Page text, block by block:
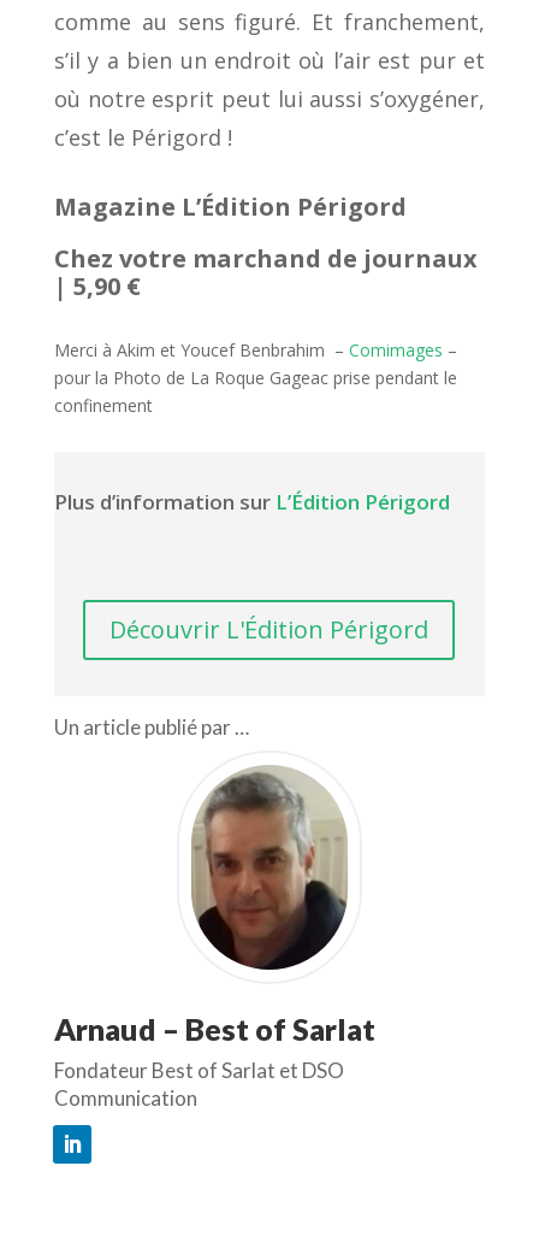
comme au sens figuré. Et franchement,
s’il y a bien un endroit où l’air est pur et
où notre esprit peut lui aussi s’oxygéner,
c’est le Périgord !
Magazine L’Édition Périgord
Chez votre marchand de journaux
| 5,90 €
Merci à Akim et Youcef Benbrahim – Comimages –
pour la Photo de La Roque Gageac prise pendant le
confinement
Plus d’information sur L’Édition Périgord
Découvrir L'Édition Périgord
Un article publié par …
Arnaud – Best of Sarlat
Fondateur Best of Sarlat et DSO
Communication